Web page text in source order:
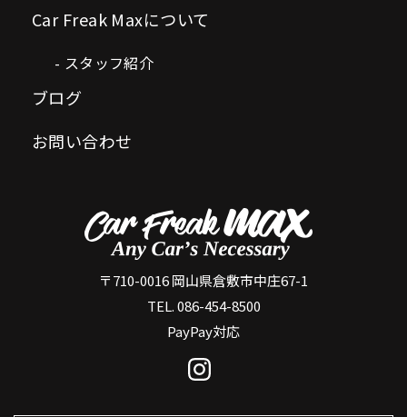
Car Freak Maxについて
スタッフ紹介
ブログ
お問い合わせ
〒710-0016 岡山県倉敷市中庄67-1
TEL. 086-454-8500
PayPay対応